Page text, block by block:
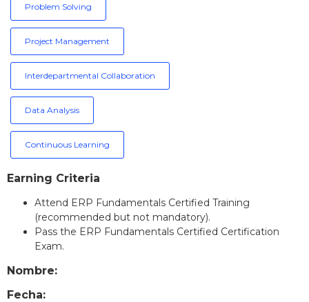
Problem Solving
Project Management
Interdepartmental Collaboration
Data Analysis
Continuous Learning
Earning Criteria
Attend ERP Fundamentals Certified Training
(recommended but not mandatory).
Pass the ERP Fundamentals Certified Certification
Exam.
Nombre:
Fecha: